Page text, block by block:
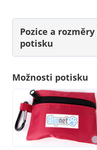
Pozice a rozměry
potisku
Možnosti potisku